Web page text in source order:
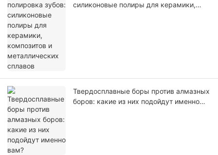
силиконовые полиры для керамики,
Твердосплавные боры против алмазных
боров: какие из них подойдут именно